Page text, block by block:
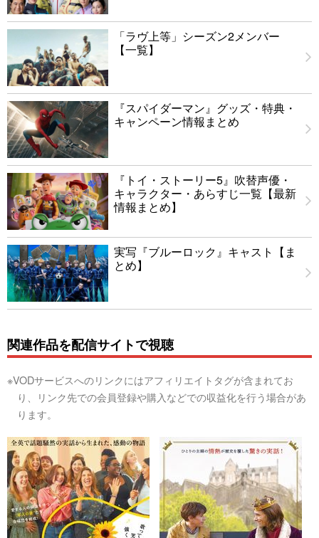
「ラヴ上等」シーズン2メンバー
【一覧】
『スパイダーマン』グッズ・特典・
キャンペーン情報まとめ
『トイ・ストーリー5』吹替声優・
キャラクター・あらすじ一覧【最新
情報まとめ】
実写『ブルーロック』キャスト【ま
とめ】
関連作品を配信サイトで視聴
※VODサービスへのリンクにはアフィリエイトタグが含まれてお
り、リンク先での会員登録や購入などでの収益化を行う場合があ
ります。